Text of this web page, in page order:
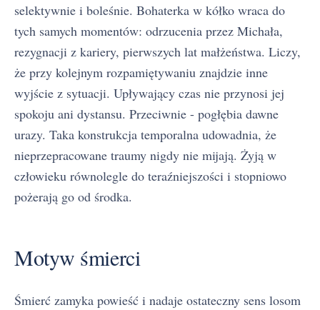
selektywnie i boleśnie. Bohaterka w kółko wraca do
tych samych momentów: odrzucenia przez Michała,
rezygnacji z kariery, pierwszych lat małżeństwa. Liczy,
że przy kolejnym rozpamiętywaniu znajdzie inne
wyjście z sytuacji. Upływający czas nie przynosi jej
spokoju ani dystansu. Przeciwnie - pogłębia dawne
urazy. Taka konstrukcja temporalna udowadnia, że
nieprzepracowane traumy nigdy nie mijają. Żyją w
człowieku równolegle do teraźniejszości i stopniowo
pożerają go od środka.
Motyw śmierci
Śmierć zamyka powieść i nadaje ostateczny sens losom